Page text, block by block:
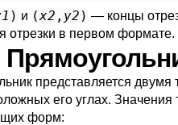
) и (x2 , y2 ) — концы
отрезки в первом формате.
представляется
его углах. Значения
форм: